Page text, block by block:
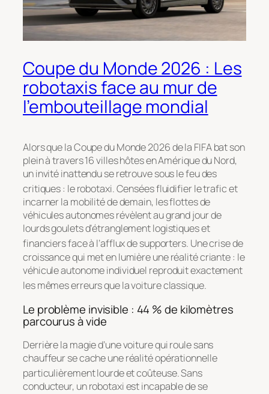
Coupe du Monde 2026 : Les
robotaxis face au mur de
l’embouteillage mondial
Alors que la Coupe du Monde 2026 de la FIFA bat son
plein à travers 16 villes hôtes en Amérique du Nord,
un invité inattendu se retrouve sous le feu des
critiques : le robotaxi. Censées fluidifier le trafic et
incarner la mobilité de demain, les flottes de
véhicules autonomes révèlent au grand jour de
lourds goulets d’étranglement logistiques et
financiers face à l’afflux de supporters. Une crise de
croissance qui met en lumière une réalité criante : le
véhicule autonome individuel reproduit exactement
les mêmes erreurs que la voiture classique.
Le problème invisible : 44 % de kilomètres
parcourus à vide
Derrière la magie d’une voiture qui roule sans
chauffeur se cache une réalité opérationnelle
particulièrement lourde et coûteuse. Sans
conducteur, un robotaxi est incapable de se